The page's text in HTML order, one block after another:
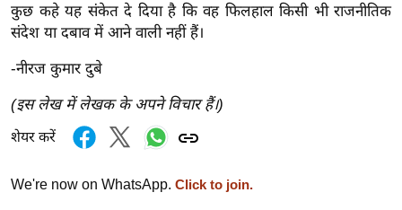
B
r
e
k
i
g
कुछ कहे यह संकेत दे दिया है कि वह फिलहाल किसी भी राजनीतिक
संदेश या दबाव में आने वाली नहीं हैं।
-नीरज कुमार दुबे
(इस लेख में लेखक के अपने विचार हैं।)
शेयर करें
We're now on WhatsApp. Click to join.